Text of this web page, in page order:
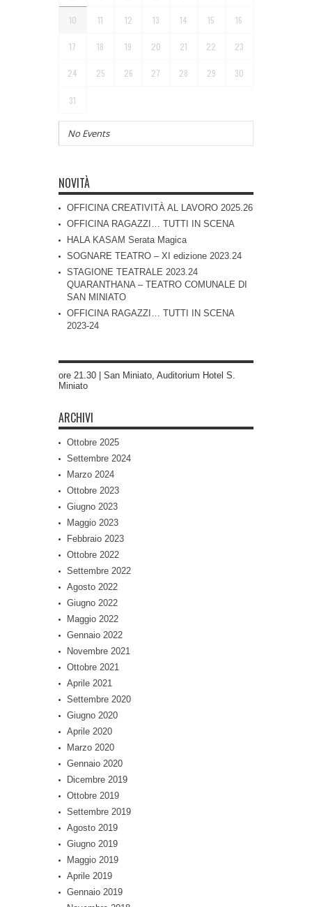
10 11 12 13 14 15 16
17 18 19 20 21 22 23
24 25 26 27 28 29 30
31
No Events
NOVITÀ
OFFICINA CREATIVITÀ AL LAVORO 2025.26
OFFICINA RAGAZZI… TUTTI IN SCENA
HALA KASAM Serata Magica
SOGNARE TEATRO – XI edizione 2023.24
STAGIONE TEATRALE 2023.24
QUARANTHANA – TEATRO COMUNALE DI
SAN MINIATO
OFFICINA RAGAZZI… TUTTI IN SCENA
2023-24
ore 21.30 | San Miniato, Auditorium Hotel S.
Miniato
ARCHIVI
Ottobre 2025
Settembre 2024
Marzo 2024
Ottobre 2023
Giugno 2023
Maggio 2023
Febbraio 2023
Ottobre 2022
Settembre 2022
Agosto 2022
Giugno 2022
Maggio 2022
Gennaio 2022
Novembre 2021
Ottobre 2021
Aprile 2021
Settembre 2020
Giugno 2020
Aprile 2020
Marzo 2020
Gennaio 2020
Dicembre 2019
Ottobre 2019
Settembre 2019
Agosto 2019
Giugno 2019
Maggio 2019
Aprile 2019
Gennaio 2019